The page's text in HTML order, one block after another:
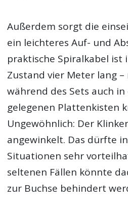
Außerdem sorgt die
ein leichteres Auf- und
praktische Spiralkabel ist
Zustand vier Meter lang
während des Sets auch
gelegenen Plattenkisten
Ungewöhnlich: Der
angewinkelt. Das dürfte
Situationen sehr
seltenen Fällen könnte
zur Buchse behindert